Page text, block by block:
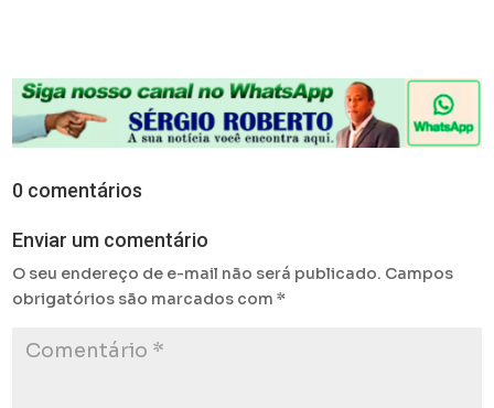
0 comentários
Enviar um comentário
O seu endereço de e-mail não será publicado. Campos
obrigatórios são marcados com*